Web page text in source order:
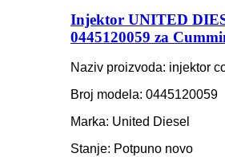
Injektor UNITED
0445120059 za
Naziv proizvoda: injektor
Broj modela: 0445120059
Marka: United Diesel
Stanje: Potpuno novo